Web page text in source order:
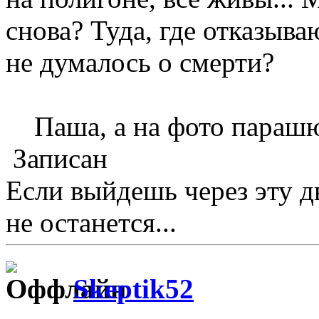
снова? Туда, где
не думалось о смерти?
Паша, а на фото
Записан
Если выйдешь через эту
не останется...
Skeptik52